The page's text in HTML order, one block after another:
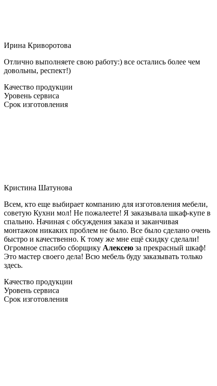
Ирина Криворотова
Отлично выполняете свою работу:) все остались более чем
довольны, респект!)
Качество продукции
Уровень сервиса
Срок изготовления
Кристина Шатунова
Всем, кто еще выбирает компанию для изготовления мебели,
советую Кухни мол! Не пожалеете! Я заказывала шкаф-купе в
спальню. Начиная с обсуждения заказа и заканчивая
монтажом никаких проблем не было. Все было сделано очень
быстро и качественно. К тому же мне ещё скидку сделали!
Огромное спасибо сборщику Алексею за прекрасный шкаф!
Это мастер своего дела! Всю мебель буду заказывать только
здесь.
Качество продукции
Уровень сервиса
Срок изготовления